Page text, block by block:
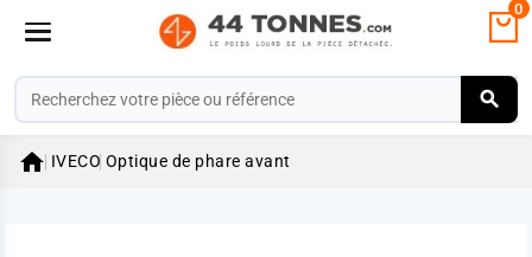
0
 IVECO Optique de phare avant